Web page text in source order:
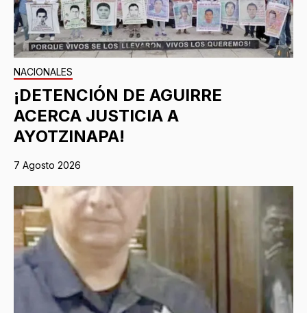
NACIONALES
¡DETENCIÓN DE AGUIRRE
ACERCA JUSTICIA A
AYOTZINAPA!
7 Agosto 2026